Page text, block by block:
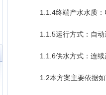
1.1.4终端产水水质：
1.1.5运行方式：自
1.1.6供水方式：连
1.2本方案主要依据